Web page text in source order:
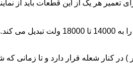
هر یک از این قطعات باید از
برد کنترل آبگرمکن:نیروی محرکه این برد از یک آدابتور یا دو عدد باتری 1/5 ولت تامین
کنار شعله قرار دارد و تا زمانی